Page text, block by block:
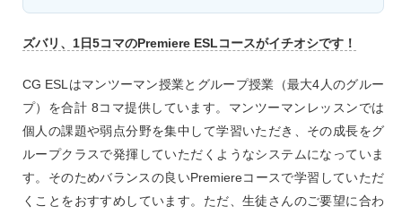
ズバリ、1日5コマのPremiere ESLコースがイチオシです！
CG ESLはマンツーマン授業とグループ授業（最大4人のグルー
プ）を合計 8コマ提供しています。マンツーマンレッスンでは
個人の課題や弱点分野を集中して学習いただき、その成長をグ
ループクラスで発揮していただくようなシステムになっていま
す。そのためバランスの良いPremiereコースで学習していただ
くことをおすすめしています。ただ、生徒さんのご要望に合わ